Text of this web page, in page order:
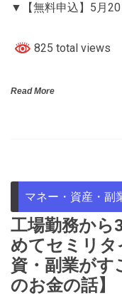
▼【無料申込】5月
825 total views
Read More
マネー・資産・副
工場勤務から
めてセミリ
資・副業がす
のお金の話】